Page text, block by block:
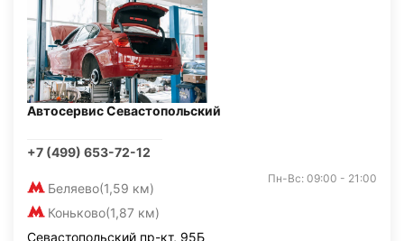
Автосервис Севастопольский
+7 (499) 653-72-12
Беляево(1,59 км)
Коньково(1,87 км)
Пн-Вс: 09:00 - 21:00
Севастопольский пр-кт, 95Б